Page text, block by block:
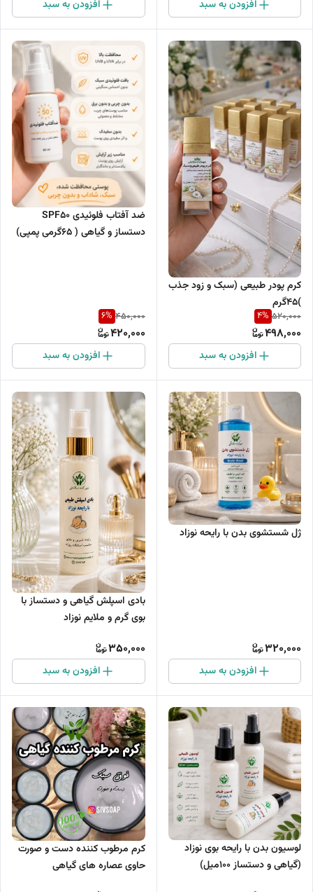
افزودن به سبد افزودن به سبد
کرم پودر طبیعی (سبک و زود جذب
)۴۵گرم
520,000
4%
498,000
افزودن به سبد
ضد آفتاب فلوئیدی‌ SPF50
دستساز و گیاهی ( ۶۵گرمی پمپی)
450,000
6%
420,000
افزودن به سبد
ژل شستشوی بدن با رایحه نوزاد
320,000
افزودن به سبد
بادی اسپلش گیاهی و دستساز با
بوی گرم و ملایم نوزاد
350,000
افزودن به سبد
لوسیون بدن با رایحه بوی نوزاد
(گیاهی و دستساز 100میل)
کرم مرطوب کننده دست و صورت
حاوی عصاره های گیاهی